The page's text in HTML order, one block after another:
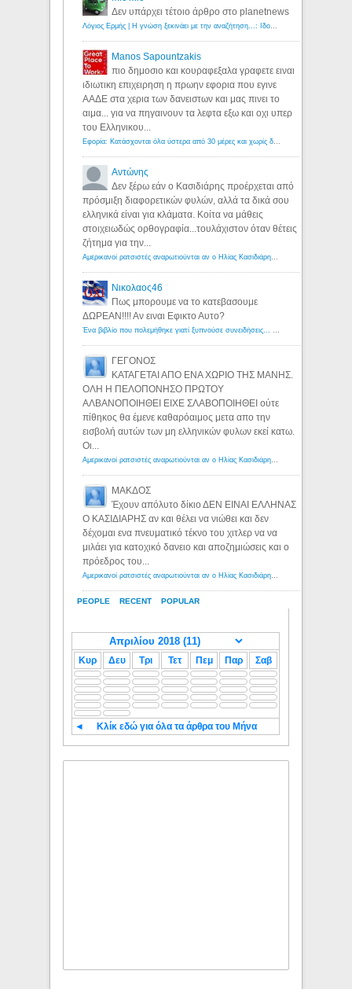
PEOPLE RECENT POPULAR
Δεν υπάρχει τέτοιο άρθρο στο planetnews
Manos Sapountzakis
πιο δημοσιο και κουραφεξαλα γραφετε ειναι
ιδιωτικη επιχειρηση η πρωην εφορια που εγινε
ΑΑΔΕ στα χερια των δανειστων και μας πινει το
αιμα... για να πηγαινουν τα λεφτα εξω και οχι υπερ
του Ελληνικου...
Αντώνης
Δεν ξέρω εάν ο Κασιδιάρης προέρχεται από
πρόσμιξη διαφορετικών φυλών, αλλά τα δικά σου
ελληνικά είναι για κλάματα. Κοίτα να μάθεις
στοιχειωδώς ορθογραφία...τουλάχιστον όταν θέτεις
ζήτημα για την...
Νικολαος46
Πως μπορουμε να το κατεβασουμε
ΔΩΡΕΑΝ!!!! Αν ειναι Εφικτο Αυτο?
ΓΕΓΟΝΟΣ
ΚΑΤΑΓΕΤΑΙ ΑΠΟ ΕΝΑ ΧΩΡΙΟ ΤΗΣ ΜΑΝΗΣ.
ΟΛΗ Η ΠΕΛΟΠΟΝΗΣΟ ΠΡΩΤΟΥ
ΑΛΒΑΝΟΠΟΙΗΘΕΙ ΕΙΧΕ ΣΛΑΒΟΠΟΙΗΘΕΙ ούτε
πίθηκος θα έμενε καθαρόαιμος μετα απο την
εισβολή αυτών των μη ελληνικών φυλων εκεί κατω.
Οι...
ΜΑΚΔΟΣ
Έχουν απόλυτο δίκιο ΔΕΝ ΕΙΝΑΙ ΕΛΛΗΝΑΣ
Ο ΚΑΣΙΔΙΑΡΗΣ αν και θέλει να νιώθει και δεν
δέχομαι ενα πνευματικό τέκνο του χιτλερ να να
μιλάει για κατοχικό δανειο και αποζημιώσεις και ο
πρόεδρος του...
Κυρ Δευ Τρι Τετ Πεμ Παρ Σαβ
◄ Κλίκ εδώ για όλα τα άρθρα του Μήνα